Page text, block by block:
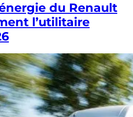
du Renault
l’utilitaire